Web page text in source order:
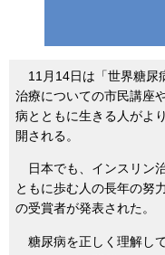
11月14日は「世界糖尿
治療についての市民講座
病とともに生きる人がよ
開される。
日本でも、インスリン
ともに歩む人の長年の努
の受賞者が発表された。
糖尿病を正しく理解し